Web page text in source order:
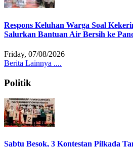
Respons Keluhan Warga Soal
Salurkan Bantuan Air Bersih ke
Friday, 07/08/2026
Berita Lainnya ....
Politik
Sabtu Besok, 3 Kontestan Pilkada